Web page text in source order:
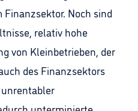
Noch sind
relativ hohe
von Kleinbetrieben, der
des Finanzsektors